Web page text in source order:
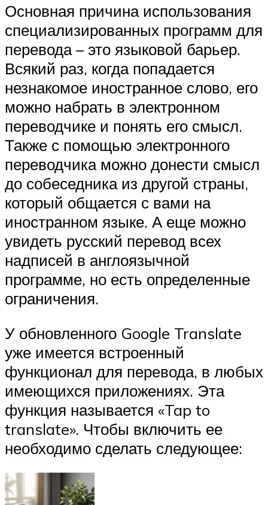
Основная причина использования
специализированных программ для
перевода – это языковой барьер.
Всякий раз, когда попадается
незнакомое иностранное слово, его
можно набрать в электронном
переводчике и понять его смысл.
Также с помощью электронного
переводчика можно донести смысл
до собеседника из другой страны,
который общается с вами на
иностранном языке. А еще можно
увидеть русский перевод всех
надписей в англоязычной
программе, но есть определенные
ограничения.
У обновленного Google Translate
уже имеется встроенный
функционал для перевода, в любых
имеющихся приложениях. Эта
функция называется «Tap to
translate». Чтобы включить ее
необходимо сделать следующее: